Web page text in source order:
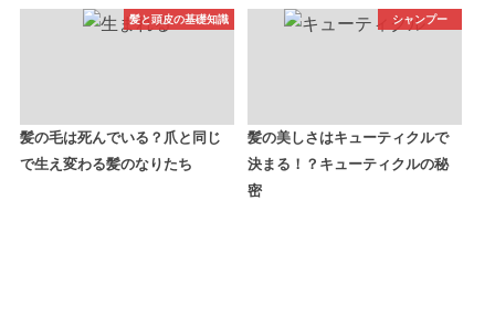
髪と頭皮の基礎知識
髪の毛は死んでいる？爪と同じ
で生え変わる髪のなりたち
シャンプー
髪の美しさはキューティクルで
決まる！？キューティクルの秘
密